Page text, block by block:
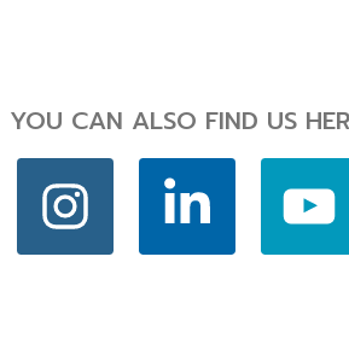
YOU CAN ALSO FIND US